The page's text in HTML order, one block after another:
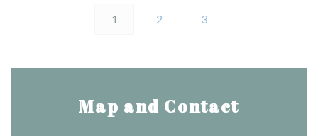
1 2 3
Map and Contact